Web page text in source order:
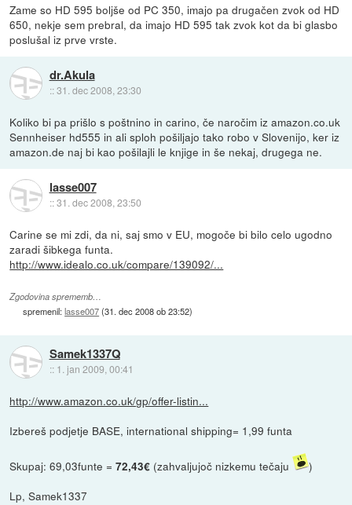
Zame so HD 595 boljše od PC 350, imajo pa drugačen zvok od HD
650, nekje sem prebral, da imajo HD 595 tak zvok kot da bi glasbo
poslušal iz prve vrste.
dr.Akula
::31. dec 2008, 23:30
Koliko bi pa prišlo s poštnino in carino, če naročim iz amazon.co.uk
Sennheiser hd555 in ali sploh pošiljajo tako robo v Slovenijo, ker iz
amazon.de naj bi kao pošilajli le knjige in še nekaj, drugega ne.
lasse007
::31. dec 2008, 23:50
Carine se mi zdi, da ni, saj smo v EU, mogoče bi bilo celo ugodno
zaradi šibkega funta.
http://www.idealo.co.uk/compare/139092/...
Zgodovina sprememb…
spremenil:lasse007(31. dec 2008 ob 23:52)
Samek1337Q
:: 1. jan 2009, 00:41
http://www.amazon.co.uk/gp/offer-listin...
Izbereš podjetje BASE, international shipping= 1,99 funta
Skupaj: 69,03funte =72,43€ (zahvaljujoč nizkemu tečaju
)
Lp, Samek1337